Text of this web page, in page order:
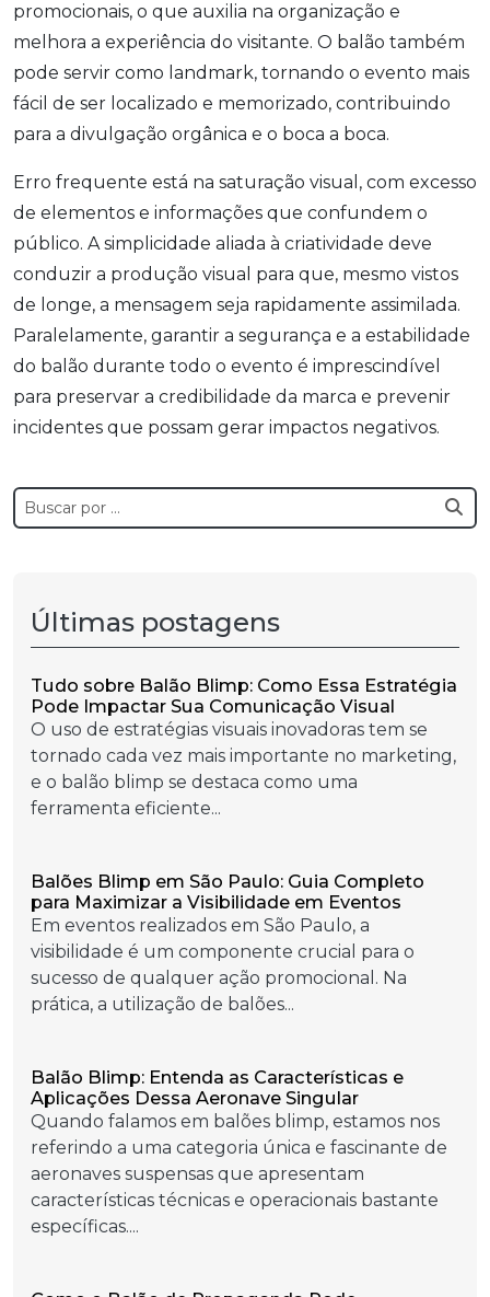
promocionais, o que auxilia na organização e
melhora a experiência do visitante. O balão também
pode servir como landmark, tornando o evento mais
fácil de ser localizado e memorizado, contribuindo
para a divulgação orgânica e o boca a boca.
Erro frequente está na saturação visual, com excesso
de elementos e informações que confundem o
público. A simplicidade aliada à criatividade deve
conduzir a produção visual para que, mesmo vistos
de longe, a mensagem seja rapidamente assimilada.
Paralelamente, garantir a segurança e a estabilidade
do balão durante todo o evento é imprescindível
para preservar a credibilidade da marca e prevenir
incidentes que possam gerar impactos negativos.
Últimas postagens
Tudo sobre Balão Blimp: Como Essa Estratégia
Pode Impactar Sua Comunicação Visual
O uso de estratégias visuais inovadoras tem se
tornado cada vez mais importante no marketing,
e o balão blimp se destaca como uma
ferramenta eficiente...
Balões Blimp em São Paulo: Guia Completo
para Maximizar a Visibilidade em Eventos
Em eventos realizados em São Paulo, a
visibilidade é um componente crucial para o
sucesso de qualquer ação promocional. Na
prática, a utilização de balões...
Balão Blimp: Entenda as Características e
Aplicações Dessa Aeronave Singular
Quando falamos em balões blimp, estamos nos
referindo a uma categoria única e fascinante de
aeronaves suspensas que apresentam
características técnicas e operacionais bastante
específicas....